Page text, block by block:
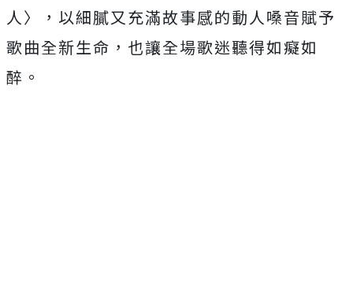
人〉，以細膩又充滿故事感的動人嗓音賦予
歌曲全新生命，也讓全場歌迷聽得如癡如
醉。